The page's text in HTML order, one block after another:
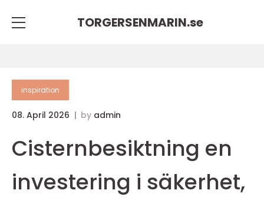
TORGERSENMARIN.se
inspiration
08. April 2026 by admin
Cisternbesiktning en
investering i säkerhet,